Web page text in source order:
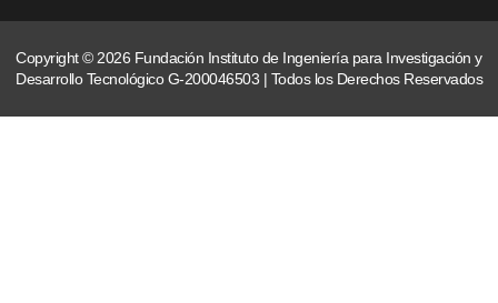
Copyright © 2026 Fundación Instituto de Ingeniería para Investigación y
Desarrollo Tecnológico G-200046503 | Todos los Derechos Reservados